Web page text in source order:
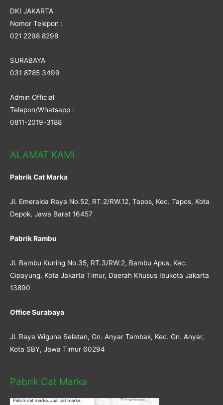
DKI JAKARTA
Nomor Telepon :
021 2298 8298
SURABAYA
031 8785 3499
Admin Official
Telepon/Whatsapp :
0811-2019-3188
ALAMAT KAMI
Pabrik Cat Marka
Jl. Emeralda Raya No.52, RT.2/RW.12, Tapos, Kec. Tapos, Kota
Depok, Jawa Barat 16457
Pabrik Rambu
Jl. Bambu Kuning No.35, RT.3/RW.2, Bambu Apus, Kec.
Cipayung, Kota Jakarta Timur, Daerah Khusus Ibukota Jakarta
13890
Office Surabaya
Jl. Raya Wiguna Selatan, Gn. Anyar Tambak, Kec. Gn. Anyar,
Kota SBY, Jawa Timur 60294
Pabrik Cat Marka